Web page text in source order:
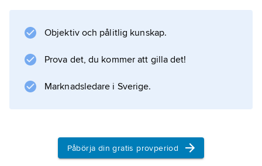
förknippats med de egendomliga ceremonier
Zeuskulten vid berget Lykaios i Arkadien.
Objektiv och pålitlig kunskap.
Prova det, du kommer att gilla det!
Marknadsledare i Sverige.
Påbörja din gratis provperiod